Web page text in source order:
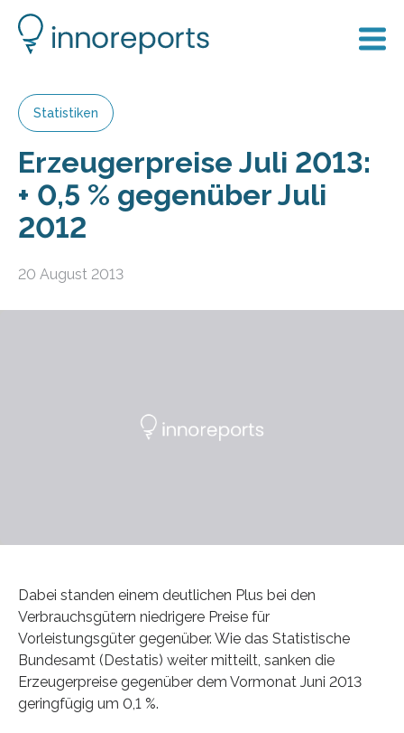
Statistiken
Er­zeu­ger­prei­se Juli 2013:
+ 0,5 % ge­gen­ü­ber Juli
2012
20 August 2013
Dabei standen einem deutlichen Plus bei den
Verbrauchsgütern niedrigere Preise für
Vorleistungsgüter gegenüber. Wie das Statistische
Bundesamt (Destatis) weiter mitteilt, sanken die
Erzeugerpreise gegenüber dem Vormonat Juni 2013
geringfügig um 0,1 %.